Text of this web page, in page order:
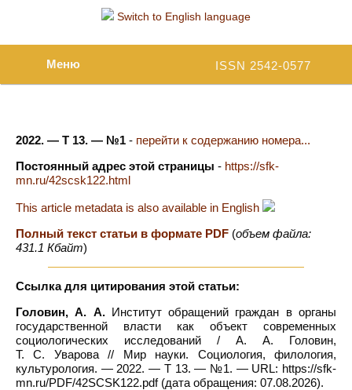
Switch to English language
ISSN 2542-0577
Меню
2022. — Т 13. — №1 - перейти к содержанию номера...
Постоянный адрес этой страницы - https://sfk-
mn.ru/42scsk122.html
This article metadata is also available in English
Полный текст статьи в формате PDF (объем файла:
431.1 Кбайт)
Ссылка для цитирования этой статьи:
Головин, А. А.Институт обращений граждан в органы
государственной власти как объект современных
социологических исследований / А. А. Головин,
Т. С. Уварова // Мир науки. Социология, филология,
культурология. — 2022. — Т 13. — №1. — URL: https://sfk-
mn.ru/PDF/42SCSK122.pdf (дата обращения: 07.08.2026).